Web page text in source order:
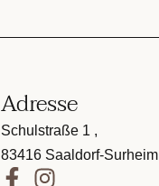
Adresse
Schulstraße 1 ,
83416 Saaldorf-Surheim